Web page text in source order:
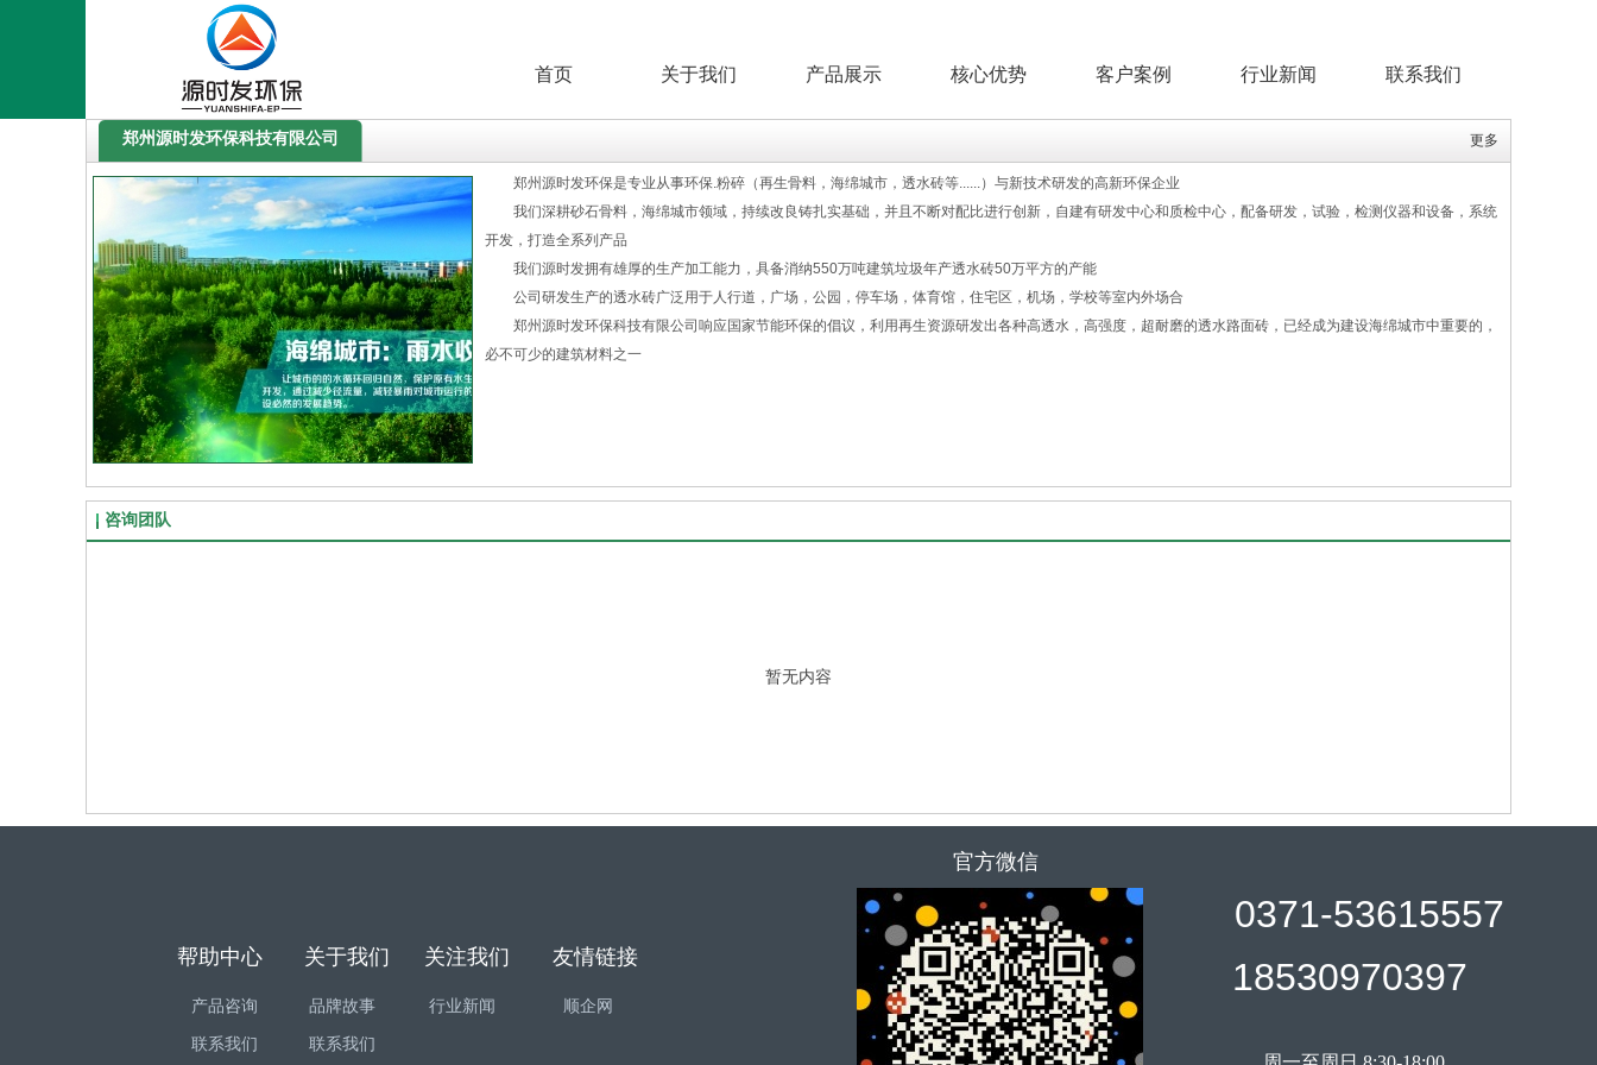
首页 关于我们 产品展示 核心优势 客户案例 行业新闻 联系我们
郑州源时发环保科技有限公司 更多
郑州源时发环保是专业从事环保.粉碎（再生骨料，海绵城市，透水砖等......）与新技术研发的高新环保企业
我们深耕砂石骨料，海绵城市领域，持续改良铸扎实基础，并且不断对配比进行创新，自建有研发中心和质检中心，配备研发，试验，检测仪器和设备，系统
开发，打造全系列产品
我们源时发拥有雄厚的生产加工能力，具备消纳550万吨建筑垃圾年产透水砖50万平方的产能
公司研发生产的透水砖广泛用于人行道，广场，公园，停车场，体育馆，住宅区，机场，学校等室内外场合
郑州源时发环保科技有限公司响应国家节能环保的倡议，利用再生资源研发出各种高透水，高强度，超耐磨的透水路面砖，已经成为建设海绵城市中重要的，
必不可少的建筑材料之一
咨询团队
暂无内容
产品咨询
联系我们 联系我们
品牌故事 行业新闻 顺企网
帮助中心 关于我们 关注我们
官方微信
0371-53615557
18530970397
友情链接